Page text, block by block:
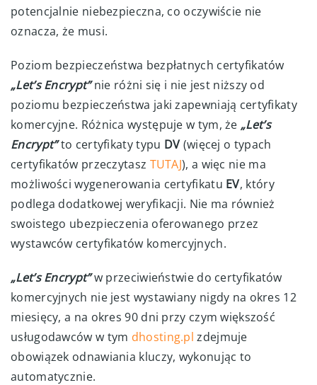
potencjalnie niebezpieczna, co oczywiście nie
oznacza, że musi.
Poziom bezpieczeństwa bezpłatnych certyfikatów
„Let’s Encrypt”nie różni się i nie jest niższy od
poziomu bezpieczeństwa jaki zapewniają certyfikaty
komercyjne. Różnica występuje w tym, że „Let’s
Encrypt”to certyfikaty typu DV(więcej o typach
certyfikatów przeczytasz TUTAJ), a więc nie ma
możliwości wygenerowania certyfikatu EV, który
podlega dodatkowej weryfikacji. Nie ma również
swoistego ubezpieczenia oferowanego przez
wystawców certyfikatów komercyjnych.
„Let’s Encrypt”w przeciwieństwie do certyfikatów
komercyjnych nie jest wystawiany nigdy na okres 12
miesięcy, a na okres 90 dni przy czym większość
usługodawców w tym dhosting.pl zdejmuje
obowiązek odnawiania kluczy, wykonując to
automatycznie.